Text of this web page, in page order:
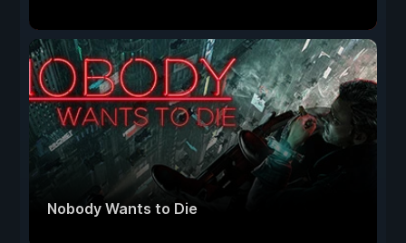
Nobody Wants to Die